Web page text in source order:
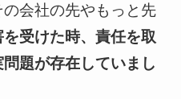
会社の先やもっと先
受けた時、責任を取
題が存在していまし